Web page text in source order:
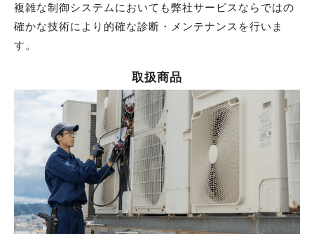
複雑な制御システムにおいても弊社サービスならではの
確かな技術により 的確な診断・メンテナンスを行いま
す。
取扱商品